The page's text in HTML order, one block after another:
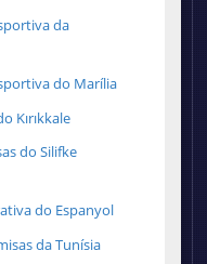
da
do Marília
Kırıkkale
do Silifke
do Espanyol
da Tunísia